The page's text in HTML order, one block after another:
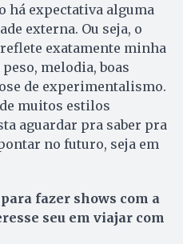
há expectativa alguma
externa. Ou seja, o
exatamente minha
melodia, boas
de experimentalismo.
muitos estilos
aguardar pra saber pra
no futuro, seja em
fazer shows com a
seu em viajar com